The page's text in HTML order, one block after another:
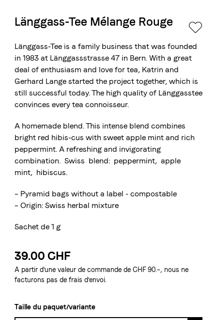
La torréfaction bernoise
Rösterei Kaffee und Bar
Blaser Trading
© 2026 Blasercafé AG DE
Länggass-Tee Mélange Rouge
Länggass-Tee is a family business that was founded
in 1983 at Länggassstrasse 47 in Bern. With a great
deal of enthusiasm and love for tea, Katrin and
Gerhard Lange started the project together, which is
still successful today. The high quality of Länggasstee
convinces every tea connoisseur.
A homemade blend. This intense blend combines
bright red hibis-cus with sweet apple mint and rich
peppermint. A refreshing and invigorating
combination. Swiss blend: peppermint, apple
mint, hibiscus.
– Pyramid bags without a label - compostable
– Origin: Swiss herbal mixture
Sachet de 1 g
39.00 CHF
A partir d'une valeur de commande de CHF 90.–, nous ne
facturons pas de frais d'envoi.
Taille du paquet/variante